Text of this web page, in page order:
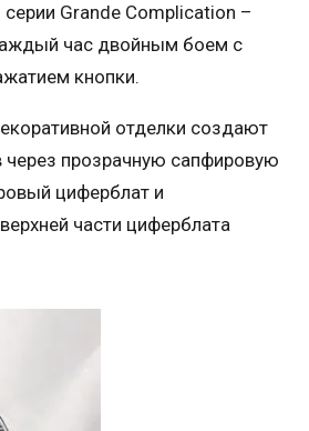
Grande Complication –
час двойным боем с
кнопки.
отделки создают
через прозрачную сапфировую
циферблат и
части циферблата